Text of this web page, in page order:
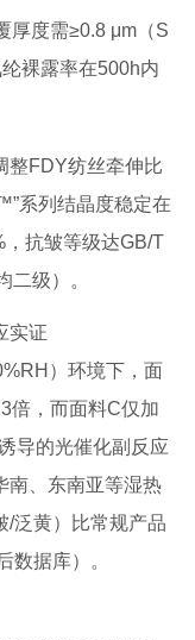
厚度需≥0.8 μm（S
裸露率在500h内
整FDY纺丝牵伸比
系列结晶度稳定在
抗皱等级达GB/T
二级）。
实证
）环境下，面
倍，而面料C仅加
导的光催化副反应
南、东南亚等湿热
/泛黄）比常规产品
数据库）。